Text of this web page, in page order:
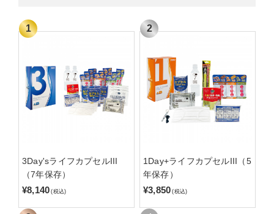
3Day'sライフカプセルIII
（7年保存）
¥8,140 (税込)
1Day+ライフカプセルIII（5
年保存）
¥3,850 (税込)